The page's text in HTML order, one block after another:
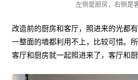
左侧是厨房，右侧是
改造前的厨房和客厅，照进来的光都
一整面的墙都利用不上，比较可惜。所
客厅和厨房就一起照进来了，客厅和